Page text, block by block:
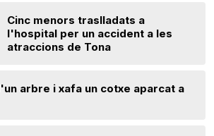
Cinc menors traslladats a
l'hospital per un accident a les
atraccions de Tona
arbre i xafa un cotxe aparcat a